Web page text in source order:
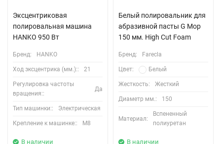
Эксцентриковая
полировальная машина
HANKO 950 Вт
Бренд: HANKO
Ход эксцентрика (мм.):: 21
Регулировка частоты
вращения::
Да
Тип машинки:: Электрическая
Крепление к машинке:: М8
В наличии
Белый полировальник для
абразивной пасты G Mop
150 мм. High Cut Foam
Бренд: Farecla
Цвет: Белый
Жесткость: Жесткий
Диаметр мм.: 150
Материал:
Вспененный
полиуретан
В наличии